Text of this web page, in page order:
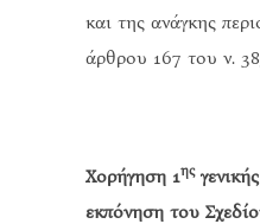
και της ανάγκης
άρθρου 167 του ν.
Χορήγηση 1ης
εκπόνηση του